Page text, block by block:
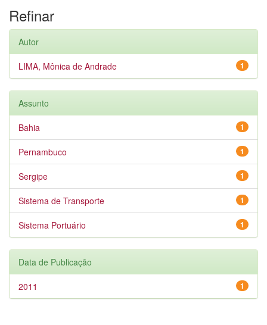
Refinar
Autor
1
LIMA, Mônica de Andrade
Assunto
1
Bahia
1
Pernambuco
1
Sergipe
1
Sistema de Transporte
1
Sistema Portuário
Data de Publicação
1
2011